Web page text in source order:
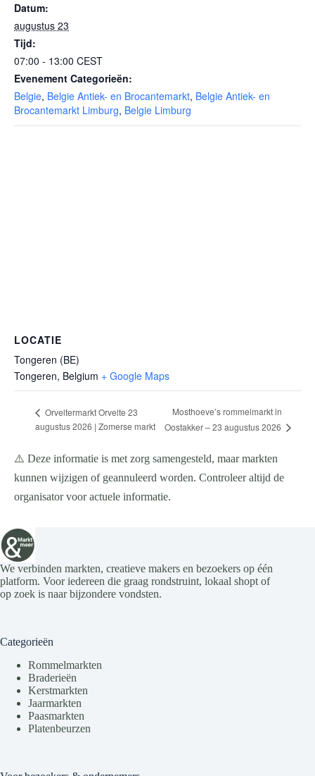
Datum:
augustus 23
Tijd:
07:00 - 13:00 CEST
Evenement Categorieën:
Belgie, Belgie Antiek- en Brocantemarkt, Belgie Antiek- en
Brocantemarkt Limburg, Belgie Limburg
LOCATIE
Tongeren (BE)
Tongeren, Belgium + Google Maps
Orveltermarkt Orvelte 23
augustus 2026 | Zomerse markt
Mosthoeve’s rommelmarkt in
Oostakker – 23 augustus 2026
⚠️ Deze informatie is met zorg samengesteld, maar markten
kunnen wijzigen of geannuleerd worden. Controleer altijd de
organisator voor actuele informatie.
We verbinden markten, creatieve makers en bezoekers op één
platform. Voor iedereen die graag rondstruint, lokaal shopt of
op zoek is naar bijzondere vondsten.
Categorieën
Rommelmarkten
Braderieën
Kerstmarkten
Jaarmarkten
Paasmarkten
Platenbeurzen